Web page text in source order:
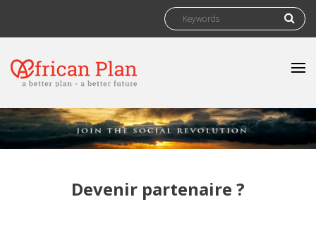
Search form
Search
Devenir partenaire ?